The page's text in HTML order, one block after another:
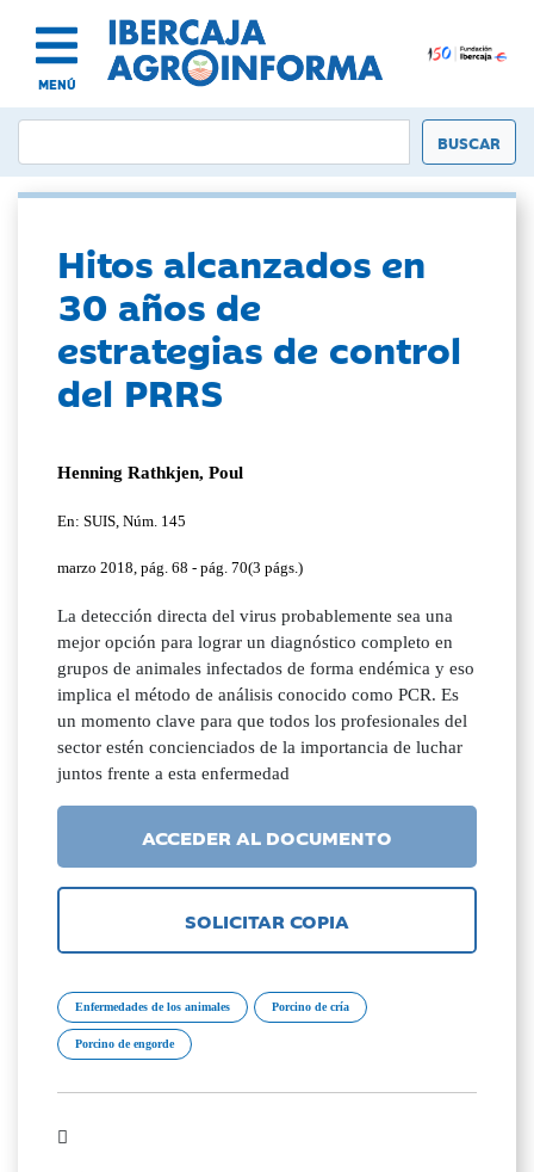
MENÚ
Hitos alcanzados en
30 años de
estrategias de control
del PRRS
Henning Rathkjen, Poul
En: SUIS, Núm. 145
marzo 2018, pág. 68 - pág. 70(3 págs.)
La detección directa del virus probablemente sea una
mejor opción para lograr un diagnóstico completo en
grupos de animales infectados de forma endémica y eso
implica el método de análisis conocido como PCR. Es
un momento clave para que todos los profesionales del
sector estén concienciados de la importancia de luchar
juntos frente a esta enfermedad
ACCEDER AL DOCUMENTO
SOLICITAR COPIA
Enfermedades de los animales Porcino de cría
Porcino de engorde